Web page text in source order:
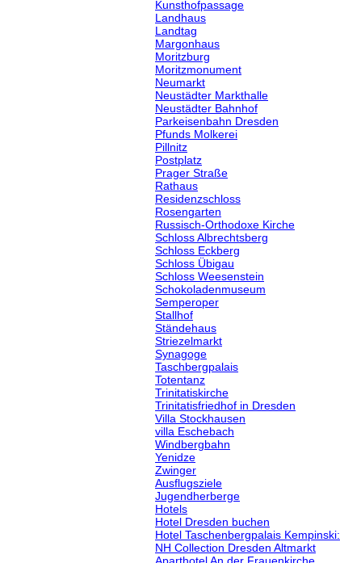
Kunsthofpassage
Landhaus
Landtag
Margonhaus
Moritzburg
Moritzmonument
Neumarkt
Neustädter Markthalle
Neustädter Bahnhof
Parkeisenbahn Dresden
Pfunds Molkerei
Pillnitz
Postplatz
Prager Straße
Rathaus
Residenzschloss
Rosengarten
Russisch-Orthodoxe Kirche
Schloss Albrechtsberg
Schloss Eckberg
Schloss Übigau
Schloss Weesenstein
Schokoladenmuseum
Semperoper
Stallhof
Ständehaus
Striezelmarkt
Synagoge
Taschbergpalais
Totentanz
Trinitatiskirche
Trinitatisfriedhof in Dresden
Villa Stockhausen
villa Eschebach
Windbergbahn
Yenidze
Zwinger
Ausflugsziele
Jugendherberge
Hotels
Hotel Dresden buchen
Hotel Taschenbergpalais Kempinski:
NH Collection Dresden Altmarkt